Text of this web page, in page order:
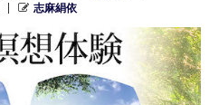
志麻絹依